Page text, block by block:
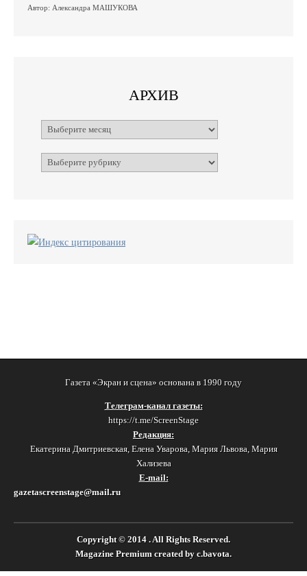
Автор: Александра МАШУКОВА
АРХИВ
Архивы
Рубрики
Газета «Экран и сцена» основана в 1990 году
Телеграм-канал газеты:
https://t.me/ScreenStage
Редакция:
Екатерина Дмитриевская, Елена Уварова, Мария Львова, Мария
Хализева
E-mail:
gazetascreenstage@mail.ru
Copyright © 2014 . All Rights Reserved.
Magazine Premium created by c.bavota.